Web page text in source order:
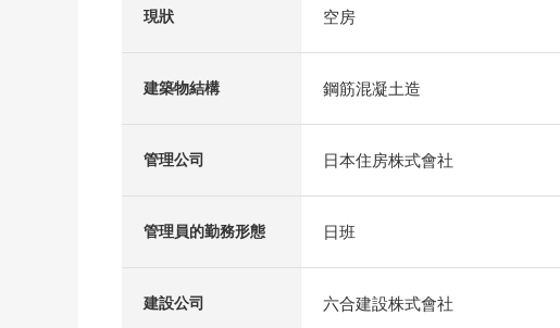
現狀 空房
建築物結構 鋼筋混凝土造
管理公司 日本住房株式會社
管理員的勤務形態 日班
建設公司 六合建設株式會社